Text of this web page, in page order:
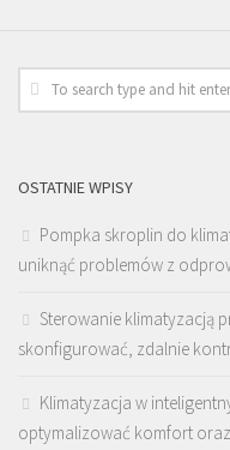
OSTATNIE WPISY
Pompka skroplin do
uniknąć problemów z
Sterowanie klimatyzacją
skonfigurować, zdalnie
Klimatyzacja w
optymalizować komfort